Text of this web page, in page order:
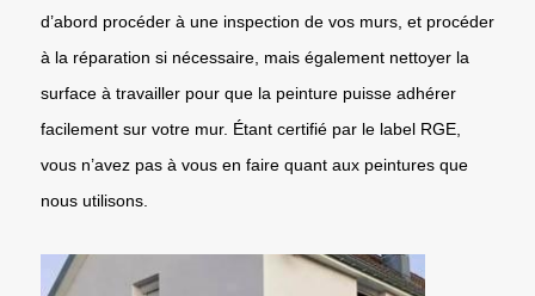
d’abord procéder à une inspection de vos murs, et procéder
à la réparation si nécessaire, mais également nettoyer la
surface à travailler pour que la peinture puisse adhérer
facilement sur votre mur. Étant certifié par le label RGE,
vous n’avez pas à vous en faire quant aux peintures que
nous utilisons.